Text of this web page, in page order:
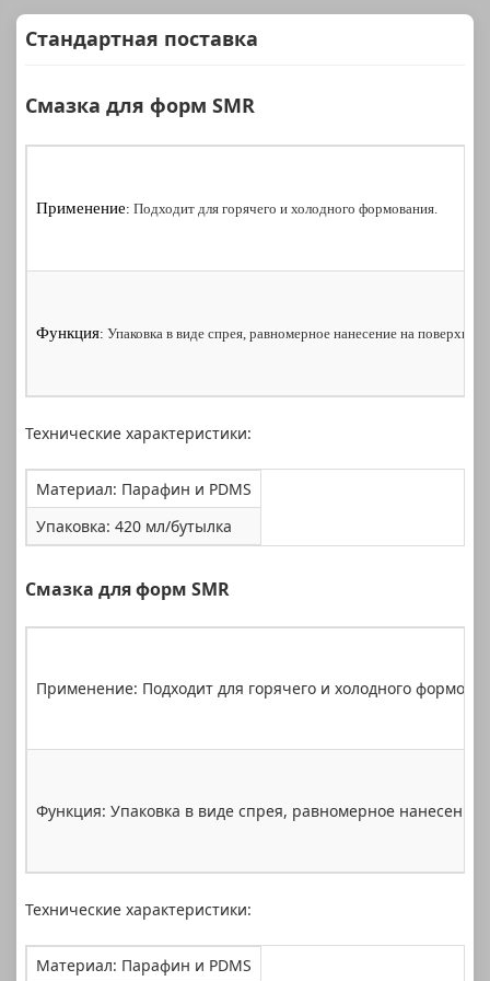
Стандартная поставка
Смазка для форм SMR
Применение: Подходит для горячего и холодного формования.
Функция: Упаковка в виде спрея, равномерное нанесение на
Технические характеристики:
Материал: Парафин и PDMS
Упаковка: 420 мл/бутылка
Смазка для форм SMR
Применение: Подходит для горячего и холодного
Функция: Упаковка в виде спрея, равномерное
Технические характеристики:
Материал: Парафин и PDMS